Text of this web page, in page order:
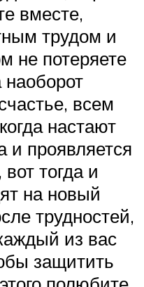
вместе,
трудом и
не потеряете
всем
настают
и проявляется
тогда и
на новый
трудностей,
из вас
защитить